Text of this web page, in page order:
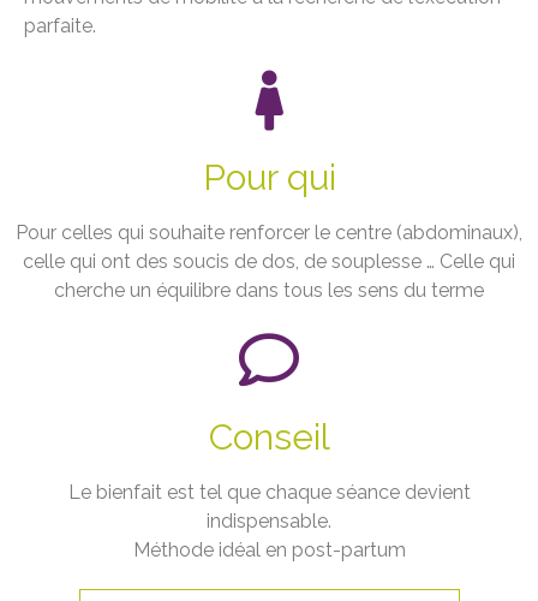
parfaite.
Pour qui
Pour celles qui souhaite renforcer le centre (abdominaux),
celle qui ont des soucis de dos, de souplesse … Celle qui
cherche un équilibre dans tous les sens du terme
Conseil
Le bienfait est tel que chaque séance devient
indispensable.
Méthode idéal en post-partum